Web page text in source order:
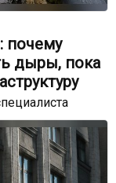
почему
дыры, пока